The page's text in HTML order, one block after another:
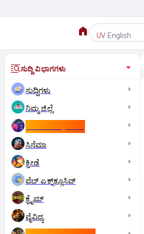
UV English
ಸುದ್ದಿ ವಿಭಾಗಗಳು
ಸುದ್ದಿಗಳು
ನಿಮ್ಮ ಜಿಲ್ಲೆ
ಸಿನೆಮಾ
ಕ್ರೀಡೆ
ವೆಬ್ ಎಕ್ಸ್‌ಕ್ಲೂಸಿವ್
ಕ್ರೈಮ್
ವೈವಿಧ್ಯ